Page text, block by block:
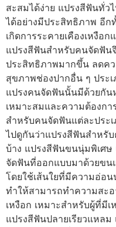
สะสมได้ง่าย แปรงสีฟันทั่ว
ได้อย่างมีประสิทธิภาพ อีก
เกิดการระคายเคืองเหงือ
แปรงสีฟันสำหรับคนจัดฟัน
ประสิทธิภาพมากขึ้น ลดคว
สุขภาพช่องปากอื่น ๆ ประ
แปรงคนจัดฟันนั้นมีด้วยกัน
เหมาะสมและความต้องก
สำหรับคนจัดฟันแต่ละปร
ไปดูกันว่าแปรงสีฟันสำหรั
บ้าง แปรงสีฟันขนนุ่มพิเศ
จัดฟันที่ออกแบบมาด้วยขน
โดยใช้เส้นใยที่มีความอ่อ
ทำให้สามารถทำความสะอ
เหงือก เหมาะสำหรับผู้ที่มี
แปรงสีฟันปลายเรียวแหลม